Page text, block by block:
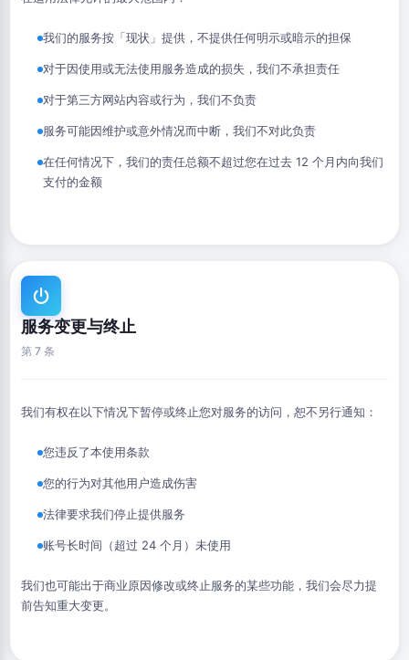
我们的服务按「现状」提供，不提供任何明示或暗示的担保
对于因使用或无法使用服务造成的损失，我们不承担责任
对于第三方网站内容或行为，我们不负责
服务可能因维护或意外情况而中断，我们不对此负责
在任何情况下，我们的责任总额不超过您在过去 12 个月内向我们
支付的金额
服务变更与终止
第 7 条
我们有权在以下情况下暂停或终止您对服务的访问，恕不另行通知：
您违反了本使用条款
您的行为对其他用户造成伤害
法律要求我们停止提供服务
账号长时间（超过 24 个月）未使用
我们也可能出于商业原因修改或终止服务的某些功能，我们会尽力提
前告知重大变更。